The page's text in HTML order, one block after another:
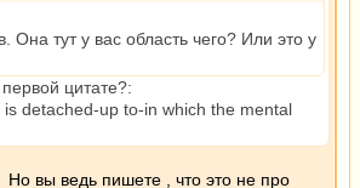
тут у вас область чего? Или это у
цитате?:
detached-up to-in which the mental
Но вы ведь пишете , что это не про